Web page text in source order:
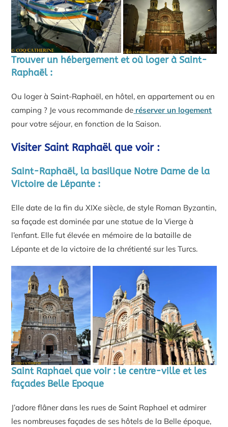
Trouver un hébergement et où loger à Saint-
Raphaël :
Ou loger à Saint-Raphaël, en hôtel, en appartement ou en
camping ? Je vous recommande de réserver un logement
pour votre séjour, en fonction de la Saison.
Visiter Saint Raphaël que voir :
Saint-Raphaël, la basilique Notre Dame de la
Victoire de Lépante :
Elle date de la fin du XIXe siècle, de style Roman Byzantin,
sa façade est dominée par une statue de la Vierge à
l’enfant. Elle fut élevée en mémoire de la bataille de
Lépante et de la victoire de la chrétienté sur les Turcs.
Saint Raphael que voir : le centre-ville et les
façades Belle Epoque
J’adore flâner dans les rues de Saint Raphael et admirer
les nombreuses façades de ses hôtels de la Belle époque,